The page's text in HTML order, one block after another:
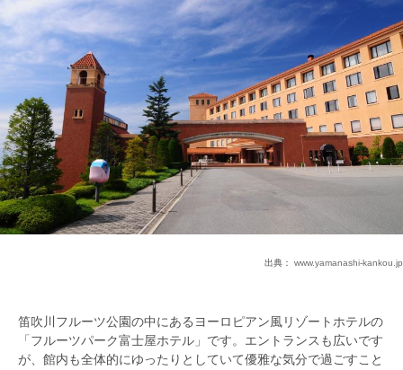
出典： www.yamanashi-kankou.jp
笛吹川フルーツ公園の中にあるヨーロピアン風リゾートホテルの
「フルーツパーク富士屋ホテル」です。エントランスも広いです
が、館内も全体的にゆったりとしていて優雅な気分で過ごすこと